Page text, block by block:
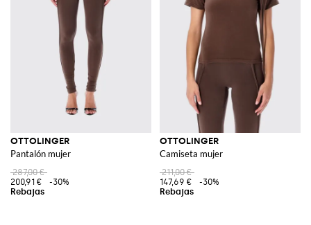
OTTOLINGER
Pantalón mujer
287,00 €
200,91 €
-30%
OTTOLINGER
Camiseta mujer
211,00 €
147,69 €
-30%